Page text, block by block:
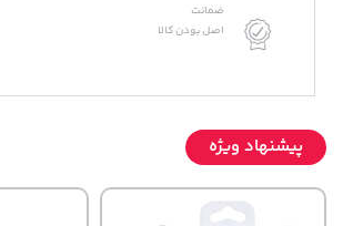
ضمانت
اصل بودن کالا
پیشنهاد ویژه